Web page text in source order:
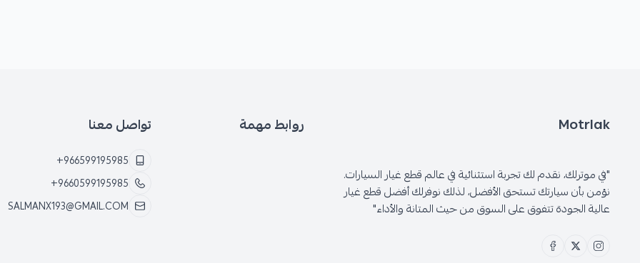
Motrlak
"في موترلك، نقدم لك تجربة استثنائية في عالم قطع غيار السيارات.
نؤمن بأن سيارتك تستحق الأفضل، لذلك نوفرلك أفضل قطع غيار
عالية الجودة تتفوق على السوق من حيث المتانة والأداء"
روابط مهمة تواصل معنا
+966599195985
+9660599195985
SALMANX193@GMAIL.COM